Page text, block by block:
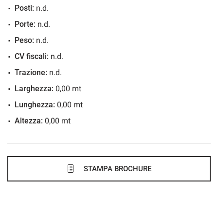
Posti: n.d.
Porte: n.d.
Peso: n.d.
CV fiscali: n.d.
Trazione: n.d.
Larghezza: 0,00 mt
Lunghezza: 0,00 mt
Altezza: 0,00 mt
STAMPA BROCHURE